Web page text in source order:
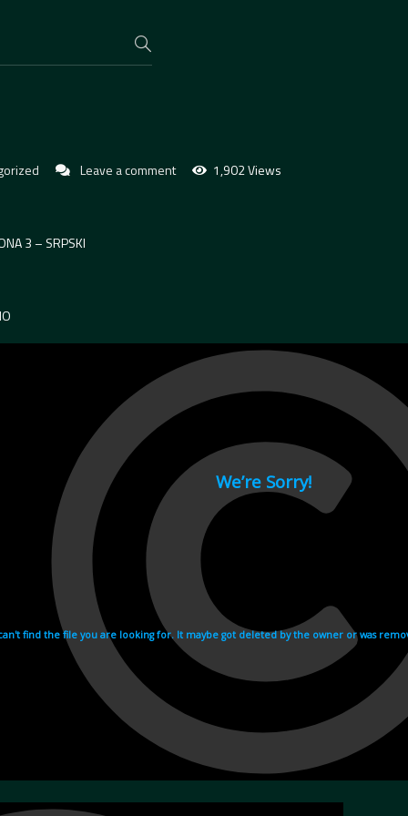
Leave a comment 1,902 Views
3 – SRPSKI